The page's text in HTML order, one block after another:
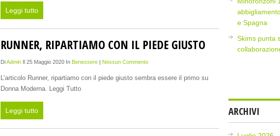
Leggi tutto
RUNNER, RIPARTIAMO CON IL PIEDE GIUSTO
DiAdmin Il 25 Maggio 2020 In Benessere Nessun Commento
L’articolo Runner, ripartiamo con il piede giusto sembra essere il primo su
Donna Moderna. Leggi Tutto
Leggi tutto
e Spagna
Skims punta
ARCHIVI